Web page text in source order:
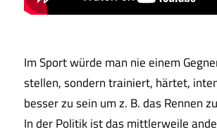
Im Sport würde man nie einem
stellen, sondern trainiert, härtet,
besser zu sein um z. B. das Rennen
In der Politik ist das mittlerweile